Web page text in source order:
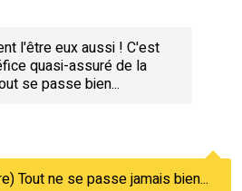
l'être eux aussi ! C'est
quasi-assuré de la
se passe bien...
Tout ne se passe jamais bien...